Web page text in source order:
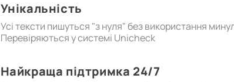
Унікальність
Усі тексти пишуться "з нуля" без використання
Перевіряються у системі Unicheck
Найкраща підтримка 24/7